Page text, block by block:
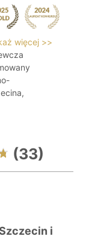
więcej >>
(33)
i